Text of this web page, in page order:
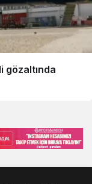
gözaltında